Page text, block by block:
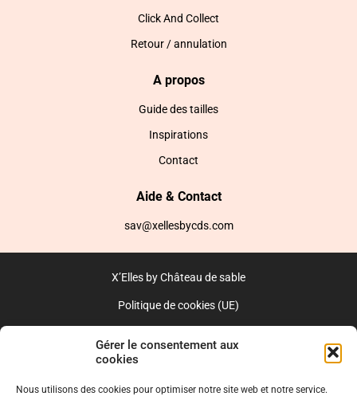
Gérer le consentement aux
cookies
Nous utilisons des cookies pour optimiser notre site web et notre service.
Click And Collect
Retour / annulation
A propos
Guide des tailles
Inspirations
Contact
Aide & Contact
sav@xellesbycds.com
X’Elles by Château de sable
Politique de cookies (UE)
Réalisé par l’agence web :